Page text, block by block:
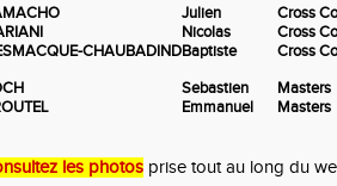
Julien
Cross
Nicolas
Cross
CHAUBADINDBaptiste
Cross
Sebastien
Masters
Emmanuel Masters
les photos prise tout au long du